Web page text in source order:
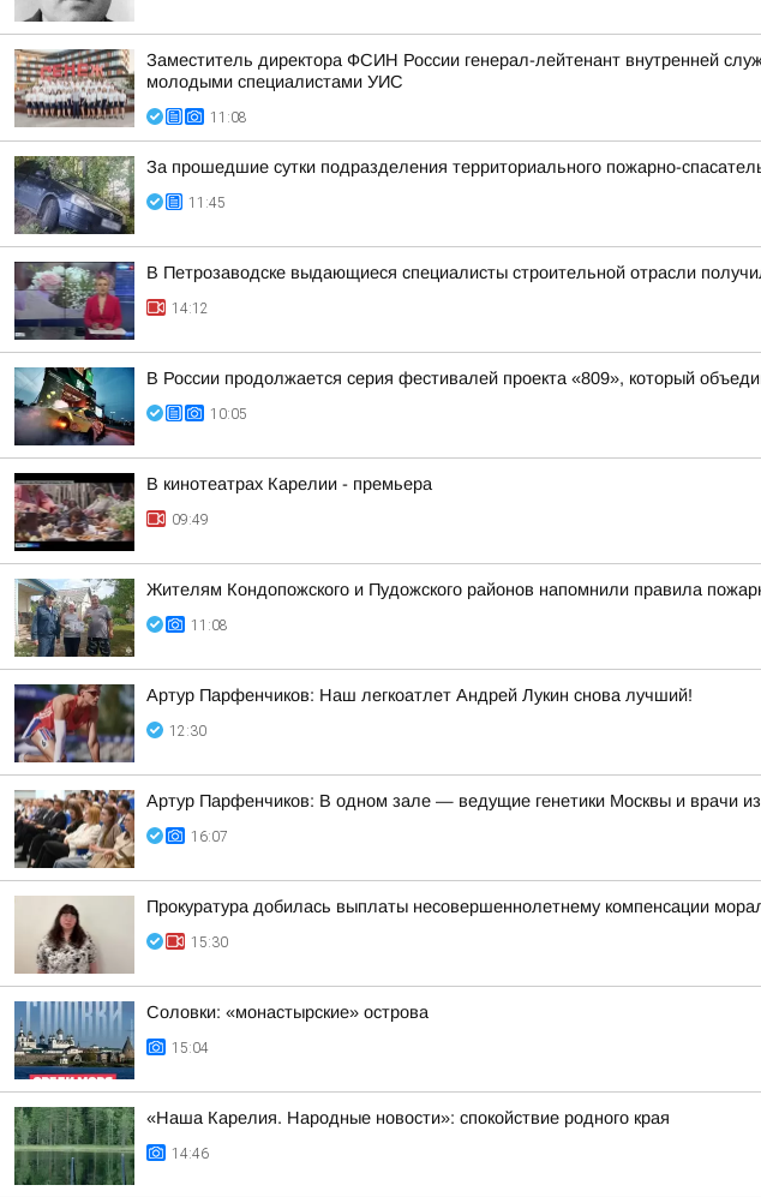
Заместитель директора ФСИН России генерал-лейтенант внутренней
молодыми специалистами УИС
11:08
За прошедшие сутки подразделения территориального пожарно-
11:45
В Петрозаводске выдающиеся специалисты строительной отрасли
14:12
В России продолжается серия фестивалей проекта «809», который
10:05
В кинотеатрах Карелии - премьера
09:49
Жителям Кондопожского и Пудожского районов напомнили правила
11:08
Артур Парфенчиков: Наш легкоатлет Андрей Лукин снова лучший!
12:30
Артур Парфенчиков: В одном зале — ведущие генетики Москвы и врачи из
16:07
Прокуратура добилась выплаты несовершеннолетнему компенсации
15:30
Соловки: «монастырские» острова
15:04
«Наша Карелия. Народные новости»: спокойствие родного края
14:46